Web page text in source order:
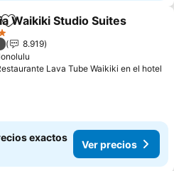
Agregar a favoritos
Waikiki Studio Suites
8.919
Lava Tube Waikiki en el hotel
exactos
Ver precios